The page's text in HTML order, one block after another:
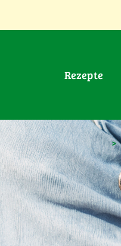
Rezepte
>